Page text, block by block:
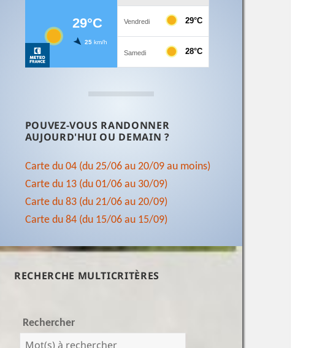
POUVEZ-VOUS RANDONNER
AUJOURD'HUI OU DEMAIN ?
Carte du 04 (du 25/06 au 20/09 au moins)
Carte du 13 (du 01/06 au 30/09)
Carte du 83 (du 21/06 au 20/09)
Carte du 84 (du 15/06 au 15/09)
RECHERCHE MULTICRITÈRES
Rechercher